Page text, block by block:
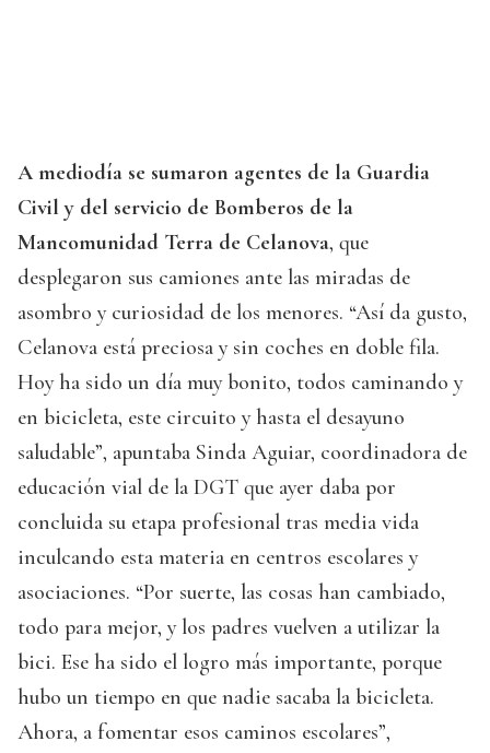
A mediodía se sumaron agentes de la Guardia
Civil y del servicio de Bomberos de la
Mancomunidad Terra de Celanova, que
desplegaron sus camiones ante las miradas de
asombro y curiosidad de los menores. “Así da gusto,
Celanova está preciosa y sin coches en doble fila.
Hoy ha sido un día muy bonito, todos caminando y
en bicicleta, este circuito y hasta el desayuno
saludable”, apuntaba Sinda Aguiar, coordinadora de
educación vial de la DGT que ayer daba por
concluida su etapa profesional tras media vida
inculcando esta materia en centros escolares y
asociaciones. “Por suerte, las cosas han cambiado,
todo para mejor, y los padres vuelven a utilizar la
bici. Ese ha sido el logro más importante, porque
hubo un tiempo en que nadie sacaba la bicicleta.
Ahora, a fomentar esos caminos escolares”,